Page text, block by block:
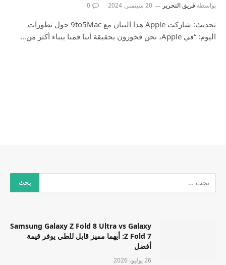
بواسطة فريق التحرير 20 سبتمبر، 2024 0
تحديث: شاركت Apple هذا البيان مع 9to5Mac حول تطورات
اليوم: “في Apple، نحن فخورون بحقيقة أننا قمنا ببناء أكثر من…
Samsung Galaxy Z Fold 8 Ultra vs Galaxy
Z Fold 7: أيهما مميز قابل للطي يوفر قيمة
أفضل
26 يوليو، 2026